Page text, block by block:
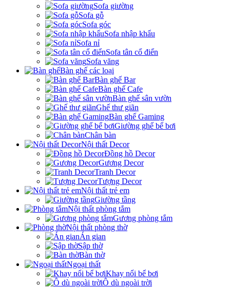
Sofa giường
Sofa gỗ
Sofa góc
Sofa nhập khẩu
Sofa nỉ
Sofa tân cổ điển
Sofa văng
Bàn ghế các loại
Bàn ghế Bar
Bàn ghế Cafe
Bàn ghế sân vườn
Ghế thư giãn
Bàn ghế Gaming
Giường ghế bể bơi
Chân bàn
Nội thất Decor
Đồng hồ Decor
Gương Decor
Tranh Decor
Tượng Decor
Nội thất trẻ em
Giường tầng
Nội thất phòng tắm
Gương phòng tắm
Nội thất phòng thờ
Án gian
Sập thờ
Bàn thờ
Ngoại thất
Khay nổi bể bơi
Ô dù ngoài trời